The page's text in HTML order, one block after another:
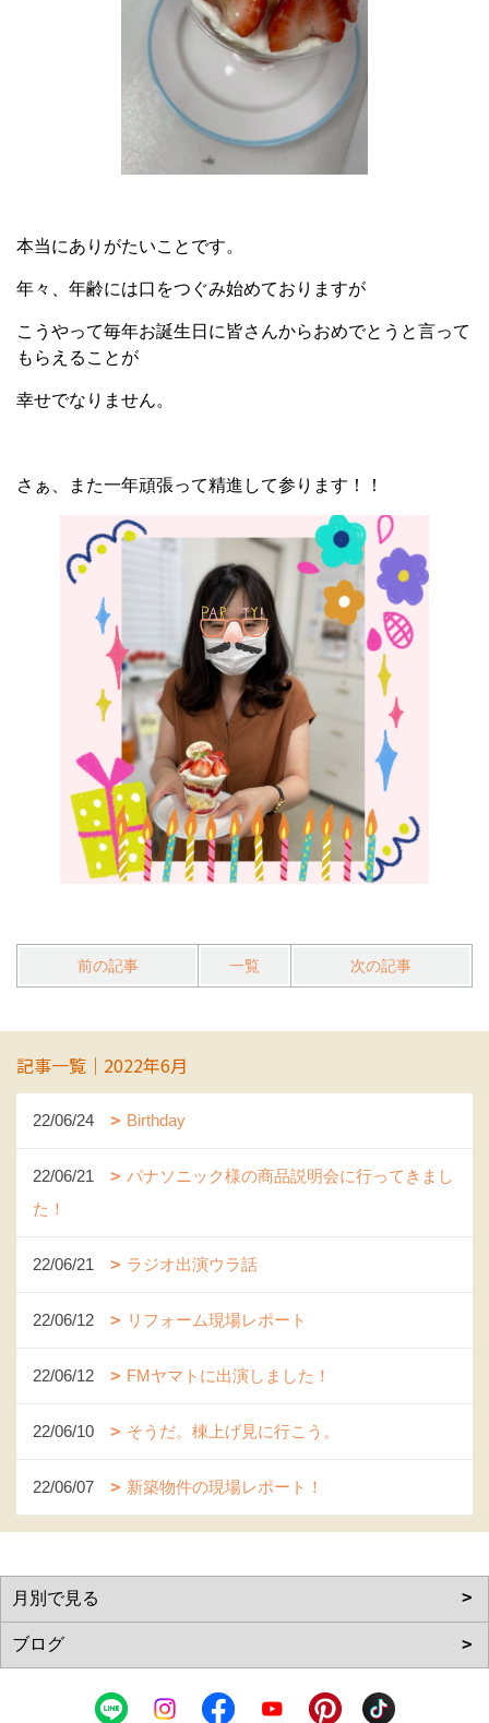
本当にありがたいことです。
年々、年齢には口をつぐみ始めておりますが
こうやって毎年お誕生日に皆さんからおめでとうと言って
もらえることが
幸せでなりません。
さぁ、また一年頑張って精進して参ります！！
前の記事 一覧 次の記事
記事一覧｜2022年6月
22/06/24 Birthday
22/06/21
パナソニック様の商品説明会に行ってきまし
た！
22/06/21 ラジオ出演ウラ話
22/06/12 リフォーム現場レポート
22/06/12 FMヤマトに出演しました！
22/06/10 そうだ。棟上げ見に行こう。
22/06/07 新築物件の現場レポート！